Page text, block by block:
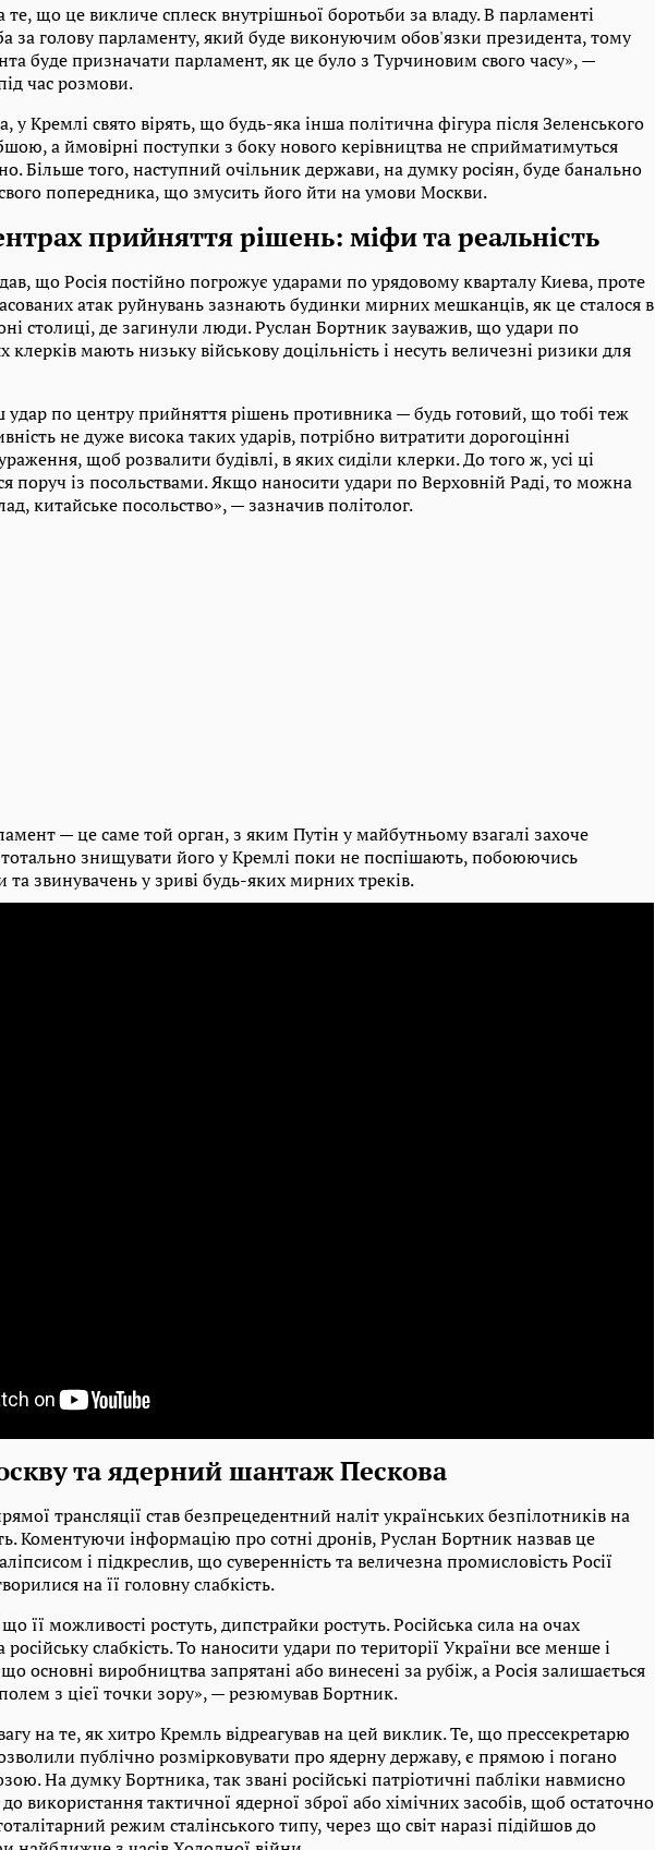
те, що це викличе сплеск внутрішньої боротьби за владу. В парламенті
за голову парламенту, який буде виконуючим обов'язки президента, тому
буде призначати парламент, як це було з Турчиновим свого часу», —
час розмови.
у Кремлі свято вірять, що будь-яка інша політична фігура після Зеленського
а ймовірні поступки з боку нового керівництва не сприйматимуться
Більше того, наступний очільник держави, на думку росіян, буде банально
попередника, що змусить його йти на умови Москви.
прийняття рішень: міфи та реальність
що Росія постійно погрожує ударами по урядовому кварталу Киева, проте
атак руйнувань зазнають будинки мирних мешканців, як це сталося в
столиці, де загинули люди. Руслан Бортник зауважив, що удари по
клерків мають низьку військову доцільність і несуть величезні ризики для
по центру прийняття рішень противника — будь готовий, що тобі теж
не дуже висока таких ударів, потрібно витратити дорогоцінні
щоб розвалити будівлі, в яких сиділи клерки. До того ж, усі ці
поруч із посольствами. Якщо наносити удари по Верховній Раді, то можна
китайське посольство», — зазначив політолог.
— це саме той орган, з яким Путін у майбутньому взагалі захоче
знищувати його у Кремлі поки не поспішають, побоюючись
та звинувачень у зриві будь-яких мирних треків.
та ядерний шантаж Пескова
трансляції став безпрецедентний наліт українських безпілотників на
Коментуючи інформацію про сотні дронів, Руслан Бортник назвав це
і підкреслив, що суверенність та величезна промисловість Росії
на її головну слабкість.
її можливості ростуть, дипстрайки ростуть. Російська сила на очах
слабкість. То наносити удари по території України все менше і
основні виробництва запрятані або винесені за рубіж, а Росія залишається
з цієї точки зору», — резюмував Бортник.
на те, як хитро Кремль відреагував на цей виклик. Те, що прессекретарю
публічно розмірковувати про ядерну державу, є прямою і погано
На думку Бортника, так звані російські патріотичні пабліки навмисно
використання тактичної ядерної зброї або хімічних засобів, щоб остаточно
режим сталінського типу, через що світ наразі підійшов до